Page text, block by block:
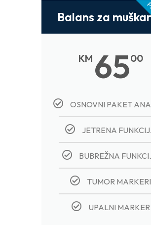
Balans za
KM 6500
OSNOVNI PAKET
JETRENA
BUBREŽNA
TUMOR MARKERI
UPALNI MARKER